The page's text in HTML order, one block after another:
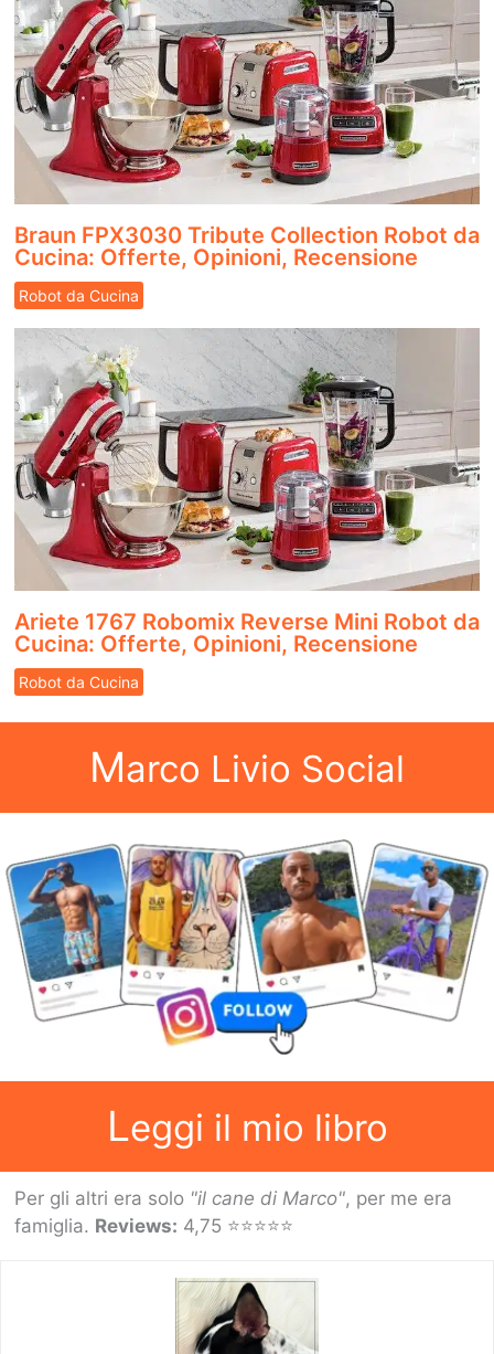
Braun FPX3030 Tribute Collection Robot da
Cucina: Offerte, Opinioni, Recensione
Robot da Cucina
Ariete 1767 Robomix Reverse Mini Robot da
Cucina: Offerte, Opinioni, Recensione
Robot da Cucina
Marco Livio Social
Leggi il mio libro
Per gli altri era solo "il cane di Marco", per me era
famiglia. Reviews: 4,75 ⭐⭐⭐⭐⭐